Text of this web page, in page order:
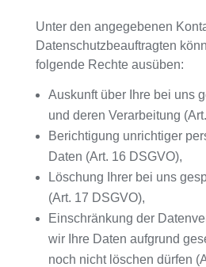
Unter den angegebenen
Datenschutzbeauftragten
folgende Rechte ausüben:
Auskunft über Ihre bei uns
und deren Verarbeitung
Berichtigung unrichtiger
Daten (Art. 16 DSGVO),
Löschung Ihrer bei uns
(Art. 17 DSGVO),
Einschränkung der
wir Ihre Daten aufgrund
noch nicht löschen dürfen